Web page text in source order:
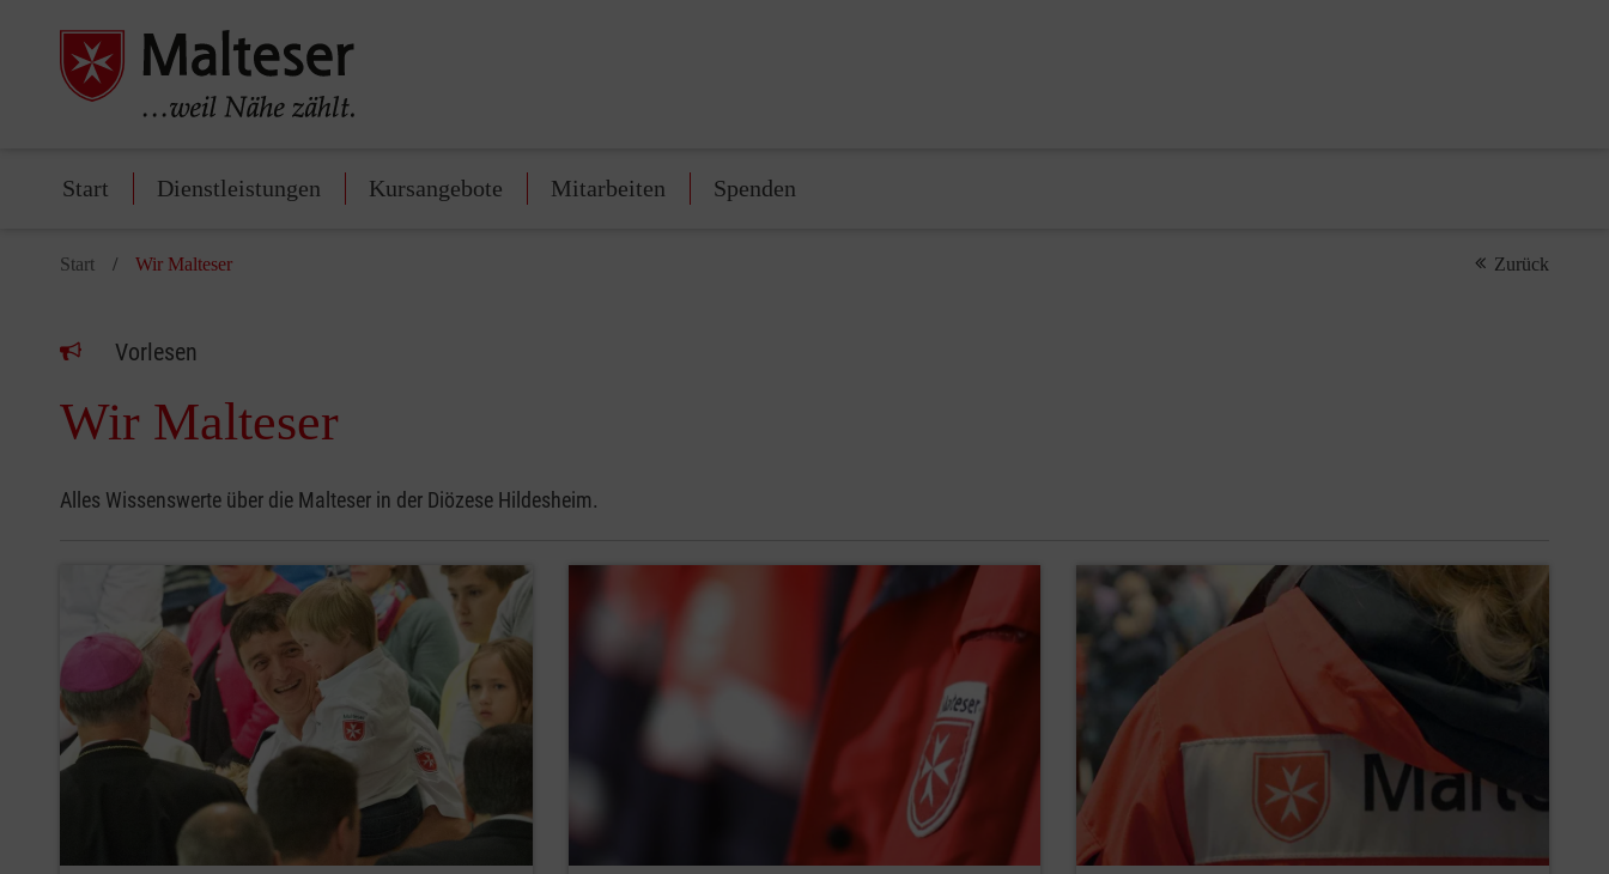
Start Dienstleistungen Kursangebote Mitarbeiten Spenden
Start Wir Malteser Zurück
Vorlesen
Wir Malteser
Alles Wissenswerte über die Malteser in der Diözese Hildesheim.